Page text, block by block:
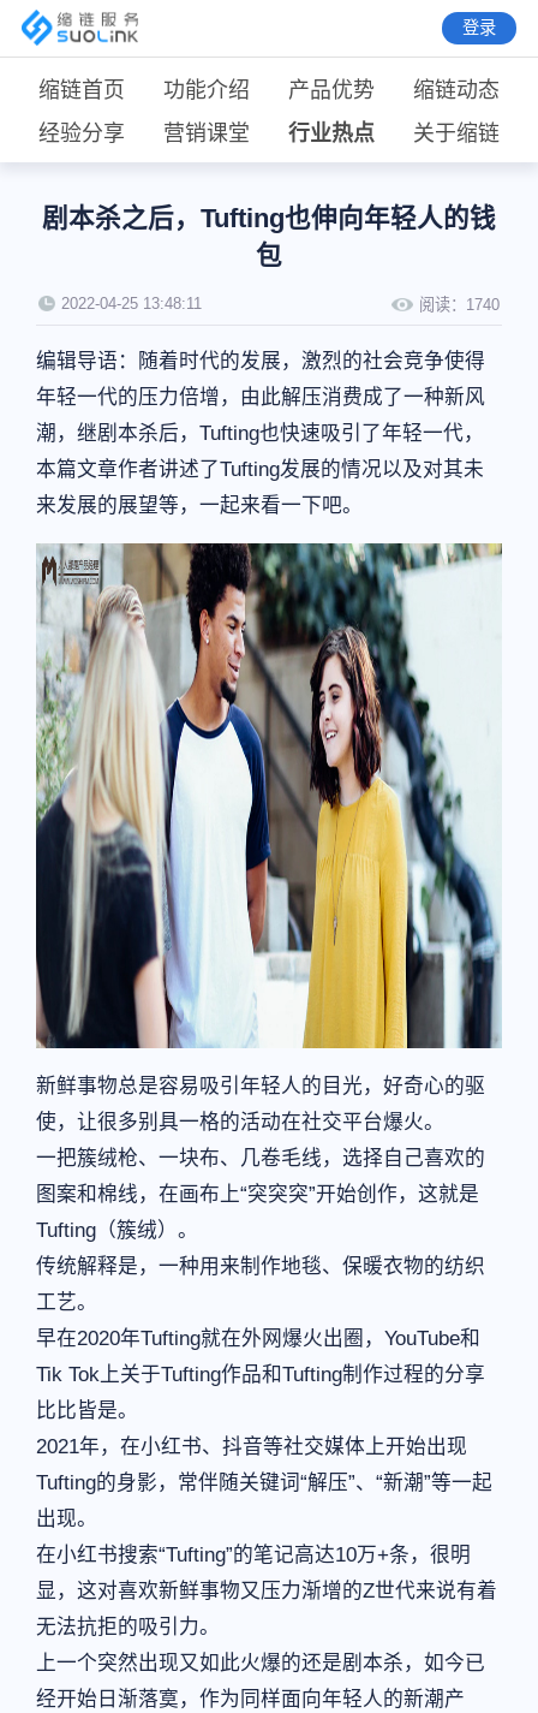
登录
缩链首页 功能介绍 产品优势
缩链动态
经验分享
营销课堂 行业热点 关于缩链
剧本杀之后，Tufting也伸向年轻人的钱
包
2022-04-25 13:48:11 阅读： 1740
编辑导语：随着时代的发展，激烈的社会竞争使得
年轻一代的压力倍增，由此解压消费成了一种新风
潮，继剧本杀后，Tufting也快速吸引了年轻一代，
本篇文章作者讲述了Tufting发展的情况以及对其未
来发展的展望等，一起来看一下吧。
新鲜事物总是容易吸引年轻人的目光，好奇心的驱
使，让很多别具一格的活动在社交平台爆火。
一把簇绒枪、一块布、几卷毛线，选择自己喜欢的
图案和棉线，在画布上“突突突”开始创作，这就是
Tufting（簇绒）。
传统解释是，一种用来制作地毯、保暖衣物的纺织
工艺。
早在2020年Tufting就在外网爆火出圈，YouTube和
Tik Tok上关于Tufting作品和Tufting制作过程的分享
比比皆是。
2021年，在小红书、抖音等社交媒体上开始出现
Tufting的身影，常伴随关键词“解压”、“新潮”等一起
出现。
在小红书搜索“Tufting”的笔记高达10万+条，很明
显，这对喜欢新鲜事物又压力渐增的Z世代来说有着
无法抗拒的吸引力。
上一个突然出现又如此火爆的还是剧本杀，如今已
经开始日渐落寞，作为同样面向年轻人的新潮产